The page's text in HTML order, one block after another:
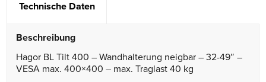
Technische Daten
Beschreibung
Hagor BL Tilt 400 – Wandhalterung neigbar – 32-49″ –
VESA max. 400×400 – max. Traglast 40 kg